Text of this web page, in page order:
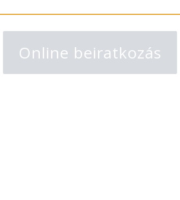
Online beiratkozás